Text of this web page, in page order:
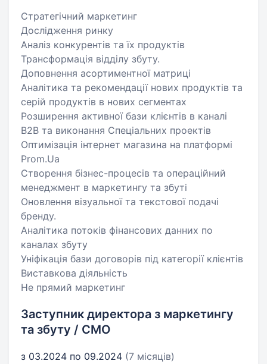
Стратегічний маркетинг
Дослідження ринку
Аналіз конкурентів та їх продуктів
Трансформація відділу збуту.
Доповнення асортиментної матриці
Аналітика та рекомендації нових продуктів та
серій продуктів в нових сегментах
Розширення активної бази клієнтів в каналі
B2B та виконання Спеціальних проектів
Оптимізація інтернет магазина на платформі
Prom.Ua
Створення бізнес-процесів та операційний
менеджмент в маркетингу та збуті
Оновлення візуальної та текстової подачі
бренду.
Аналітика потоків фінансових данних по
каналах збуту
Уніфікація бази договорів під категорії клієнтів
Виставкова діяльність
Не прямий маркетинг
Заступник директора з маркетингу
та збуту / CMO
з 03.2024 по 09.2024 (7 місяців)